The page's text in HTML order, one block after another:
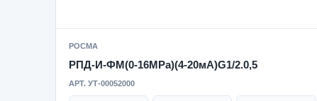
РОСМА
РПД-И-ФМ(0-16MPa)(4-20мА)G1/2.0,5
АРТ. УТ-00052000